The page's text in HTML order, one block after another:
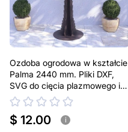
Ozdoba ogrodowa w kształcie
Palma 2440 mm. Pliki DXF,
SVG do cięcia plazmowego i
laserowego. Dekoracja na
podwórko
$ 12.00 i